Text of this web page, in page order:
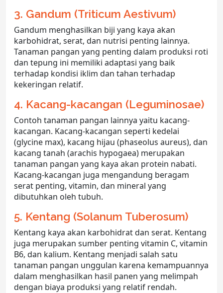
3. Gandum (Triticum Aestivum)
Gandum menghasilkan biji yang kaya akan
karbohidrat, serat, dan nutrisi penting lainnya.
Tanaman pangan yang penting dalam produksi roti
dan tepung ini memiliki adaptasi yang baik
terhadap kondisi iklim dan tahan terhadap
kekeringan relatif.
4. Kacang-kacangan (Leguminosae)
Contoh tanaman pangan lainnya yaitu kacang-
kacangan. Kacang-kacangan seperti kedelai
(glycine max), kacang hijau (phaseolus aureus), dan
kacang tanah (arachis hypogaea) merupakan
tanaman pangan yang kaya akan protein nabati.
Kacang-kacangan juga mengandung beragam
serat penting, vitamin, dan mineral yang
dibutuhkan oleh tubuh.
5. Kentang (Solanum Tuberosum)
Kentang kaya akan karbohidrat dan serat. Kentang
juga merupakan sumber penting vitamin C, vitamin
B6, dan kalium. Kentang menjadi salah satu
tanaman pangan unggulan karena kemampuannya
dalam menghasilkan hasil panen yang melimpah
dengan biaya produksi yang relatif rendah.